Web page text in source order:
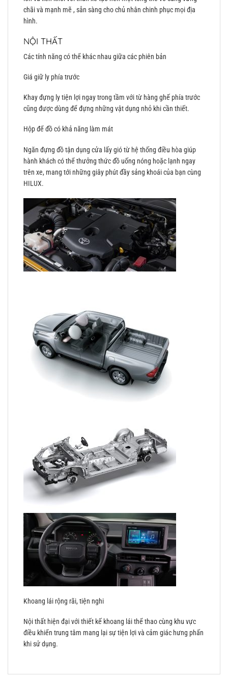
chãi và mạnh mẽ , sẵn sàng cho chủ nhân chinh phục mọi địa
hình.
NỘI THẤT
Các tính năng có thể khác nhau giữa các phiên bản
Giá giữ ly phía trước
Khay đựng ly tiện lợi ngay trong tầm với từ hàng ghế phía trước
cũng được dùng để đựng những vật dụng nhỏ khi cần thiết.
Hộp để đồ có khả năng làm mát
Ngăn đựng đồ tận dụng cửa lấy gió từ hệ thống điều hòa giúp
hành khách có thể thưởng thức đồ uống nóng hoặc lạnh ngay
trên xe, mang tới những giây phút đầy sảng khoái của bạn cùng
HILUX.
Khoang lái rộng rãi, tiện nghi
Nội thất hiện đại với thiết kế khoang lái thể thao cùng khu vực
điều khiển trung tâm mang lại sự tiện lợi và cảm giác hưng phấn
khi sử dụng.